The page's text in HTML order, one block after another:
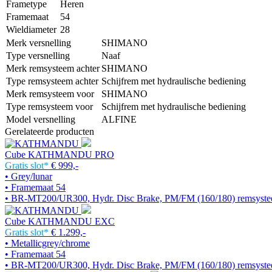
Frametype
Heren
Framemaat
54
Wieldiameter 28
Merk versnelling
SHIMANO
Type versnelling
Naaf
Merk remsysteem achter SHIMANO
Type remsysteem achter Schijfrem met hydraulische bediening
Merk remsysteem voor
SHIMANO
Type remsysteem voor
Schijfrem met hydraulische bediening
Model versnelling
ALFINE
Gerelateerde producten
Cube KATHMANDU PRO
Gratis slot* € 999,-
• Grey/lunar
• Framemaat 54
• BR-MT200/UR300, Hydr. Disc Brake, PM/FM (160/180)
Cube KATHMANDU EXC
Gratis slot* € 1.299,-
• Metallicgrey/chrome
• Framemaat 54
• BR-MT200/UR300, Hydr. Disc Brake, PM/FM (160/180)